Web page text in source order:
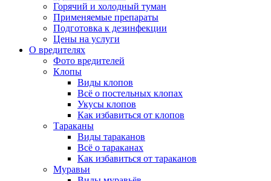
Горячий и холодный туман
Применяемые препараты
Подготовка к дезинфекции
Цены на услуги
О вредителях
Фото вредителей
Клопы
Виды клопов
Всё о постельных клопах
Укусы клопов
Как избавиться от клопов
Тараканы
Виды тараканов
Всё о тараканах
Как избавиться от тараканов
Муравьи